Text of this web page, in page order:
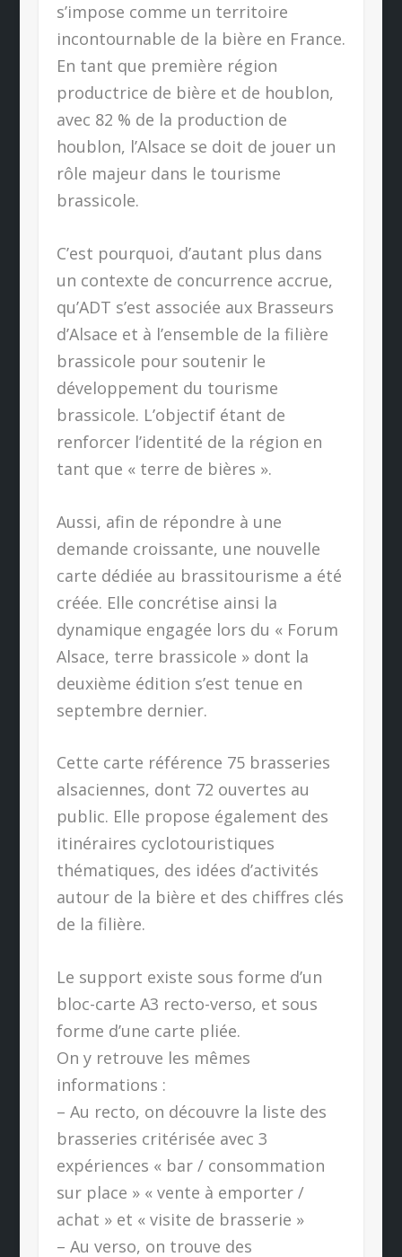
s’impose comme un territoire
incontournable de la bière en France.
En tant que première région
productrice de bière et de houblon,
avec 82 % de la production de
houblon, l’Alsace se doit de jouer un
rôle majeur dans le tourisme
brassicole.
C’est pourquoi, d’autant plus dans
un contexte de concurrence accrue,
qu’ADT s’est associée aux Brasseurs
d’Alsace et à l’ensemble de la filière
brassicole pour soutenir le
développement du tourisme
brassicole. L’objectif étant de
renforcer l’identité de la région en
tant que « terre de bières ».
Aussi, afin de répondre à une
demande croissante, une nouvelle
carte dédiée au brassitourisme a été
créée. Elle concrétise ainsi la
dynamique engagée lors du « Forum
Alsace, terre brassicole » dont la
deuxième édition s’est tenue en
septembre dernier.
Cette carte référence 75 brasseries
alsaciennes, dont 72 ouvertes au
public. Elle propose également des
itinéraires cyclotouristiques
thématiques, des idées d’activités
autour de la bière et des chiffres clés
de la filière.
Le support existe sous forme d’un
bloc-carte A3 recto-verso, et sous
forme d’une carte pliée.
On y retrouve les mêmes
informations :
– Au recto, on découvre la liste des
brasseries critérisée avec 3
expériences « bar / consommation
sur place » « vente à emporter /
achat » et « visite de brasserie »
– Au verso, on trouve des